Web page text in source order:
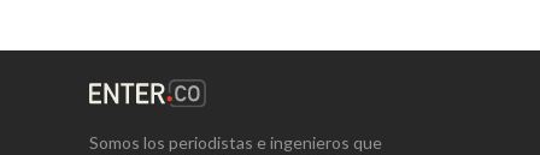
Somos los periodistas e ingenieros que